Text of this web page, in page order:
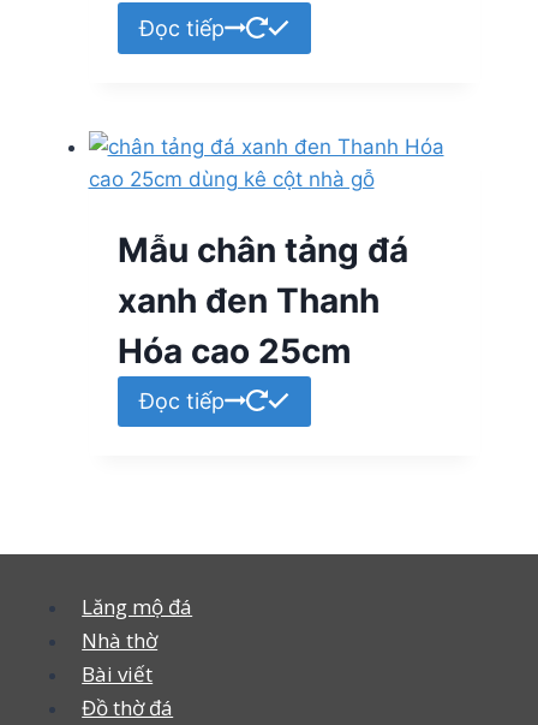
Đọc tiếp
Mẫu chân tảng đá
xanh đen Thanh
Hóa cao 25cm
Đọc tiếp
Lăng mộ đá
Nhà thờ
Bài viết
Đồ thờ đá